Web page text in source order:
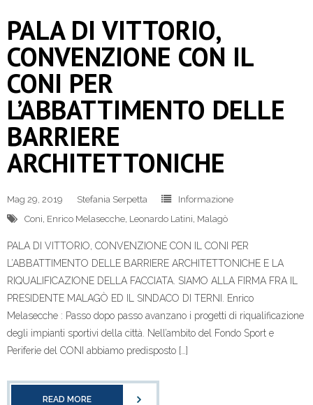
PALA DI VITTORIO,
CONVENZIONE CON IL
CONI PER
L’ABBATTIMENTO DELLE
BARRIERE
ARCHITETTONICHE
Mag 29, 2019 Stefania Serpetta
Informazione
Coni Enrico Melasecche Leonardo Latini Malagò
PALA DI VITTORIO, CONVENZIONE CON IL CONI PER
L’ABBATTIMENTO DELLE BARRIERE ARCHITETTONICHE E LA
RIQUALIFICAZIONE DELLA FACCIATA. SIAMO ALLA FIRMA FRA IL
PRESIDENTE MALAGÒ ED IL SINDACO DI TERNI. Enrico
Melasecche : Passo dopo passo avanzano i progetti di riqualificazione
degli impianti sportivi della città. Nell’ambito del Fondo Sport e
Periferie del CONI abbiamo predisposto […]
READ MORE